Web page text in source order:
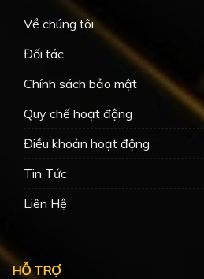
Về chúng tôi
Đối tác
Chính sách bảo mật
Quy chế hoạt động
Điều khoản hoạt động
Tin Tức
Liên Hệ
HỖ TRỢ